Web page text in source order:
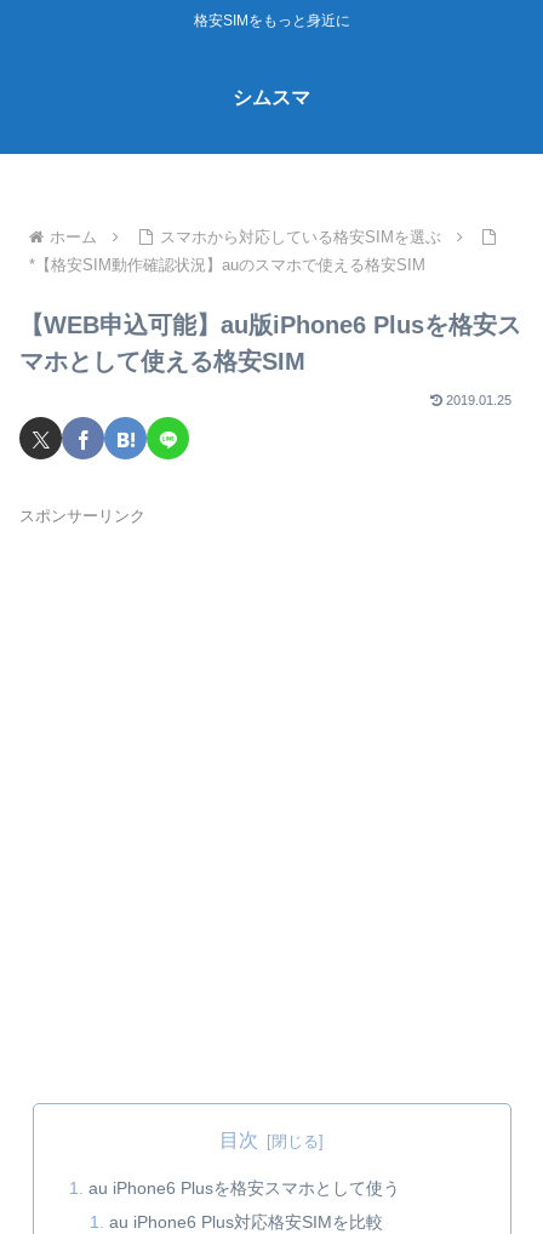
格安SIMをもっと身近に
シムスマ
ホーム
スマホから対応している格安SIMを選ぶ
*【格安SIM動作確認状況】auのスマホで使える格安SIM
【WEB申込可能】au版iPhone6 Plusを格安ス
マホとして使える格安SIM
2019.01.25
スポンサーリンク
目次
au iPhone6 Plusを格安スマホとして使う
au iPhone6 Plus対応格安SIMを比較